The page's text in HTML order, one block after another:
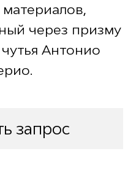
через призму
Антонио
запрос